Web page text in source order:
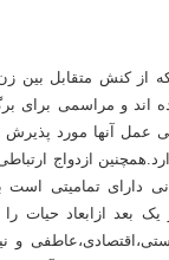
که از کنش متقابل بین
اند و مراسمی برای
عمل آنها مورد
ازدواج
دارای تمامیتی
یک بعد ازابعاد حیات
و